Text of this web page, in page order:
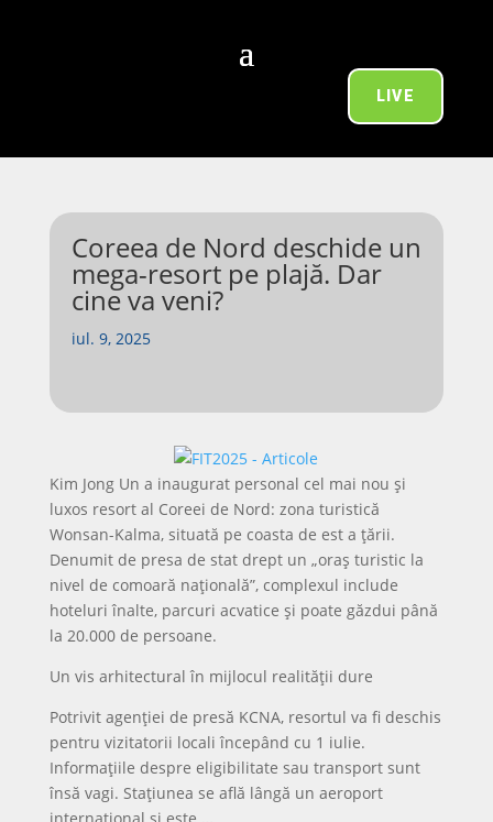
LIVE
Coreea de Nord deschide un
mega-resort pe plajă. Dar
cine va veni?
iul. 9, 2025
Kim Jong Un a inaugurat personal cel mai nou și
luxos resort al Coreei de Nord: zona turistică
Wonsan-Kalma, situată pe coasta de est a țării.
Denumit de presa de stat drept un „oraș turistic la
nivel de comoară națională”, complexul include
hoteluri înalte, parcuri acvatice și poate găzdui până
la 20.000 de persoane.
Un vis arhitectural în mijlocul realității dure
Potrivit agenției de presă KCNA, resortul va fi deschis
pentru vizitatorii locali începând cu 1 iulie.
Informațiile despre eligibilitate sau transport sunt
însă vagi. Stațiunea se află lângă un aeroport